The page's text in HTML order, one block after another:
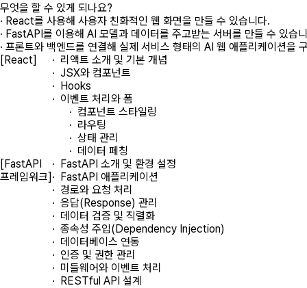
무엇을 할 수 있게 되나요?
· React를 사용해 사용자 친화적인 웹 화면을 만들 수 있습니다.
· FastAPI를 이용해 AI 모델과 데이터를 주고받는 서버를 만들 수 있습
· 프론트와 백엔드를 연결해 실제 서비스 형태의 AI 웹 애플리케이션을
[React]
· 리액트 소개 및 기본 개념
· JSX와 컴포넌트
· Hooks
· 이벤트 처리와 폼
· 컴포넌트 스타일링
· 라우팅
· 상태 관리
· 데이터 페칭
[FastAPI
프레임워크]
· FastAPI 소개 및 환경 설정
· FastAPI 애플리케이션
· 경로와 요청 처리
· 응답(Response) 관리
· 데이터 검증 및 직렬화
· 종속성 주입(Dependency Injection)
· 데이터베이스 연동
· 인증 및 권한 관리
· 미들웨어와 이벤트 처리
· RESTful API 설계